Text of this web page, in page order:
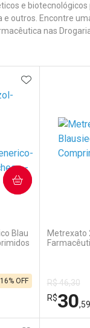
e biotecnológicos
outros. Encontre
nas
Blau
16% OFF
ADICIONAR
Metrexato
R$ 46,30
R$30,59